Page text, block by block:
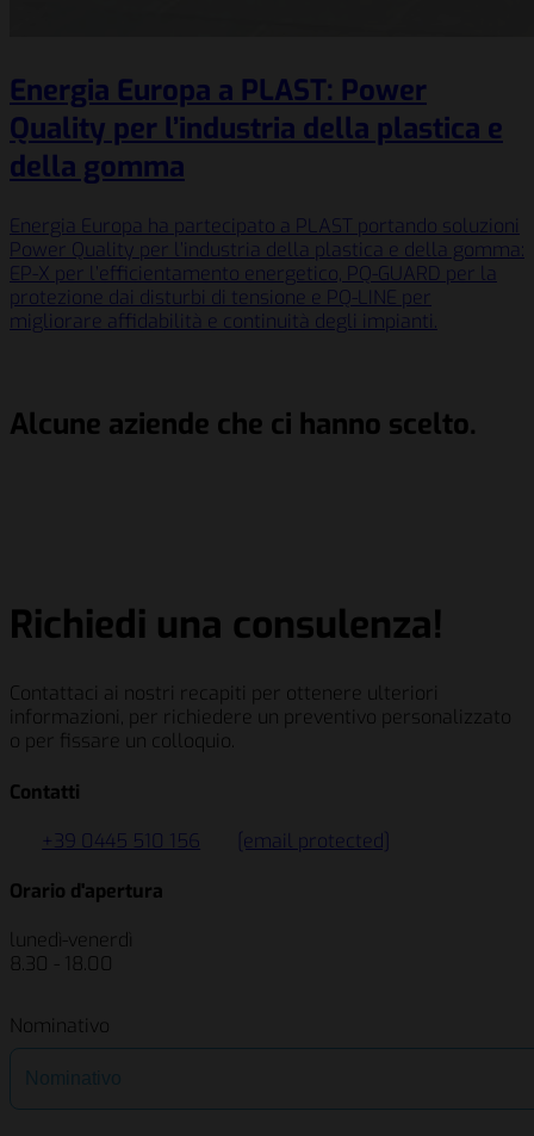
Energia Europa a PLAST: Power
Quality per l’industria della plastica e
della gomma
Energia Europa ha partecipato a PLAST portando soluzioni
Power Quality per l’industria della plastica e della gomma:
EP-X per l’efficientamento energetico, PQ-GUARD per la
protezione dai disturbi di tensione e PQ-LINE per
migliorare affidabilità e continuità degli impianti.
Alcune aziende che ci hanno scelto.
Richiedi una consulenza!
Contattaci ai nostri recapiti per ottenere ulteriori
informazioni, per richiedere un preventivo personalizzato
o per fissare un colloquio.
Contatti
+39 0445 510 156
[email protected]
Orario d'apertura
lunedì-venerdì
8.30 - 18.00
Nominativo